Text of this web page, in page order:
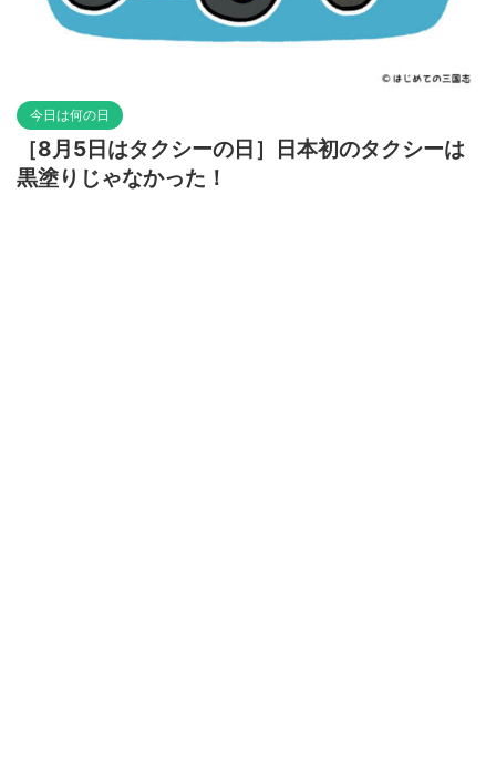
今日は何の日
［8月5日はタクシーの日］日本初のタクシーは
黒塗りじゃなかった！